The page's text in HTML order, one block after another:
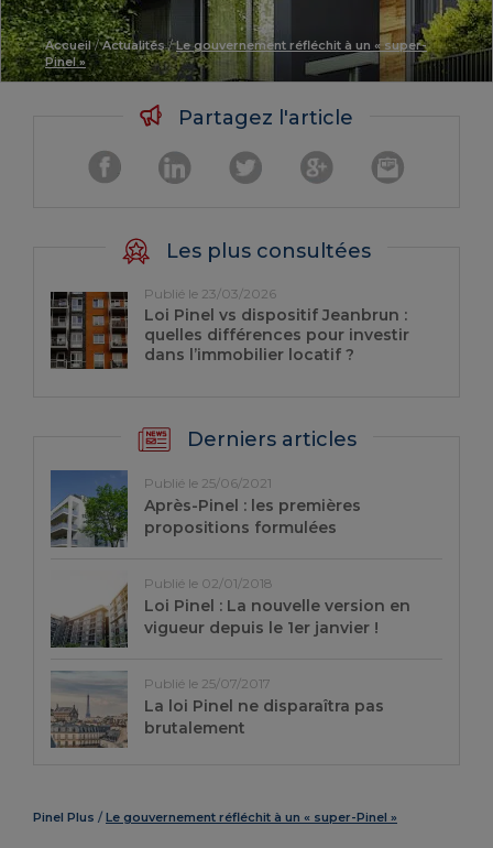
Accueil/Actualités/Le gouvernement réfléchit à un « super-
Pinel »
Pinel Plus Le gouvernement réfléchit à un « super-Pinel »
Partagez l'article
Les plus consultées
Publié le 23/03/2026
Loi Pinel vs dispositif Jeanbrun :
quelles différences pour investir
dans l’immobilier locatif ?
Derniers articles
Publié le 25/06/2021
Après-Pinel : les premières
propositions formulées
Publié le 02/01/2018
Loi Pinel : La nouvelle version en
vigueur depuis le 1er janvier !
Publié le 25/07/2017
La loi Pinel ne disparaîtra pas
brutalement